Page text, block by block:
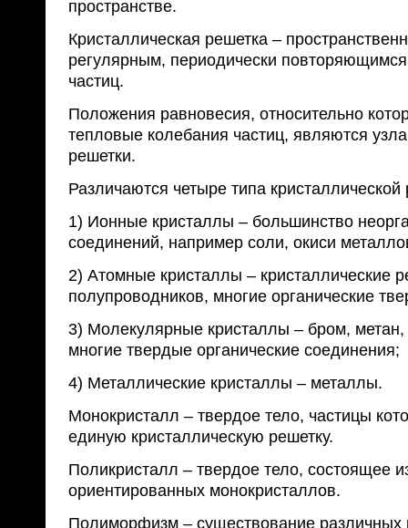
пространстве.
Кристаллическая решетка –
регулярным, периодически
частиц.
Положения равновесия, относительно
тепловые колебания частиц, являются
решетки.
Различаются четыре типа кристаллической
1) Ионные кристаллы – большинство
соединений, например соли, окиси
2) Атомные кристаллы – кристаллические
полупроводников, многие органические
3) Молекулярные кристаллы – бром,
многие твердые органические соединения;
4) Металлические кристаллы – металлы.
Монокристалл – твердое тело, частицы
единую кристаллическую решетку.
Поликристалл – твердое тело, состоящее
ориентированных монокристаллов.
Полиморфизм – существование различных